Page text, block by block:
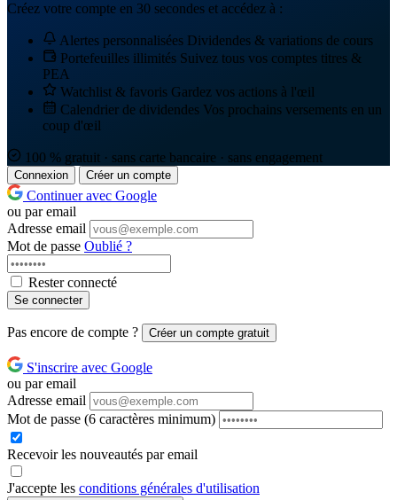
Créez votre compte en 30 secondes et accédez à :
Alertes personnalisées Dividendes & variations de cours
Portefeuilles illimités Suivez tous vos comptes titres &
PEA
Watchlist & favoris Gardez vos actions à l'œil
Calendrier de dividendes Vos prochains versements en un
coup d'œil
100 % gratuit · sans carte bancaire · sans engagement
Connexion Créer un compte
Continuer avec Google
ou par email
Adresse email
Mot de passe Oublié ?
Rester connecté
Se connecter
Pas encore de compte ? Créer un compte gratuit
S'inscrire avec Google
ou par email
Adresse email
Mot de passe (6 caractères minimum)
Recevoir les nouveautés par email
J'accepte les conditions générales d'utilisation